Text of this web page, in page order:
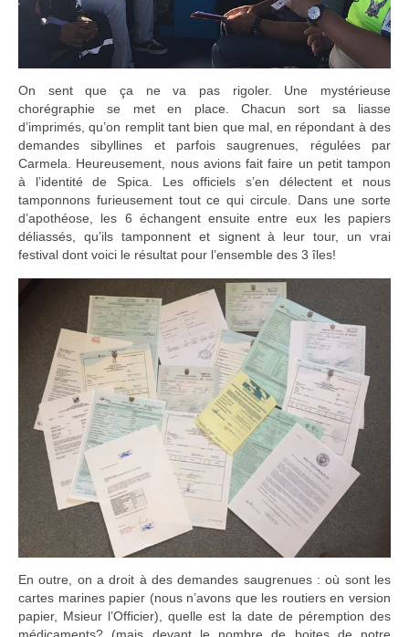
On sent que ça ne va pas rigoler. Une mystérieuse
chorégraphie se met en place. Chacun sort sa liasse
d’imprimés, qu’on remplit tant bien que mal, en répondant à des
demandes sibyllines et parfois saugrenues, régulées par
Carmela. Heureusement, nous avions fait faire un petit tampon
à l’identité de Spica. Les officiels s’en délectent et nous
tamponnons furieusement tout ce qui circule. Dans une sorte
d’apothéose, les 6 échangent ensuite entre eux les papiers
déliassés, qu’ils tamponnent et signent à leur tour, un vrai
festival dont voici le résultat pour l’ensemble des 3 îles!
En outre, on a droit à des demandes saugrenues : où sont les
cartes marines papier (nous n’avons que les routiers en version
papier, Msieur l’Officier), quelle est la date de péremption des